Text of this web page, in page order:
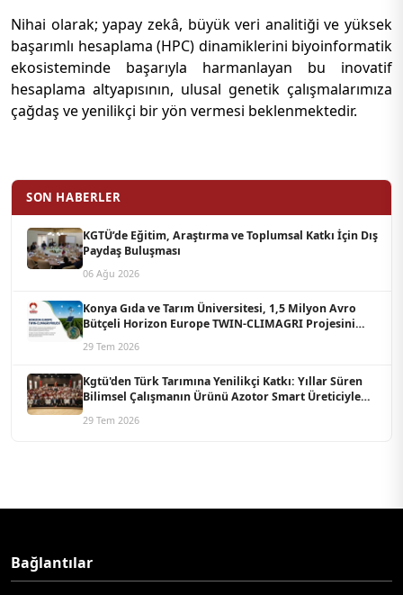
Nihai olarak; yapay zekâ, büyük veri analitiği ve yüksek
başarımlı hesaplama (HPC) dinamiklerini biyoinformatik
ekosisteminde başarıyla harmanlayan bu inovatif
hesaplama altyapısının, ulusal genetik çalışmalarımıza
çağdaş ve yenilikçi bir yön vermesi beklenmektedir.
SON HABERLER
KGTÜ’de Eğitim, Araştırma ve Toplumsal Katkı İçin Dış
Paydaş Buluşması
06 Ağu 2026
Konya Gıda ve Tarım Üniversitesi, 1,5 Milyon Avro
Bütçeli Horizon Europe TWIN-CLIMAGRI Projesini
29 Tem 2026
Kgtü'den Türk Tarımına Yenilikçi Katkı: Yıllar Süren
Bilimsel Çalışmanın Ürünü Azotor Smart Üreticiyle
29 Tem 2026
Bağlantılar